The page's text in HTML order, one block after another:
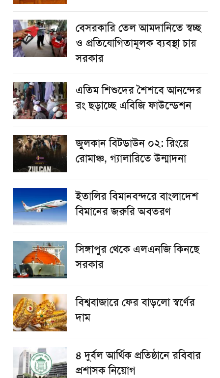
বেসরকারি তেল আমদানিতে স্বচ্ছ
ও প্রতিযোগিতামূলক ব্যবস্থা চায়
সরকার
এতিম শিশুদের শৈশবে আনন্দের
রং ছড়াচ্ছে এবিজি ফাউন্ডেশন
জুলকান বিটডাউন ০২: রিংয়ে
রোমাঞ্চ, গ্যালারিতে উন্মাদনা
ইতালির বিমানবন্দরে বাংলাদেশ
বিমানের জরুরি অবতরণ
সিঙ্গাপুর থেকে এলএনজি কিনছে
সরকার
বিশ্ববাজারে ফের বাড়লো স্বর্ণের
দাম
৪ দুর্বল আর্থিক প্রতিষ্ঠানে রবিবার
প্রশাসক নিয়োগ